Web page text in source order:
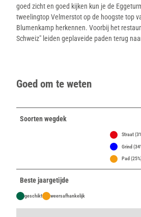
goed zicht en goed kijken kun je de
tweelingtop Velmerstot op de hoogste top
Blumenkamp herkennen. Voorbij het
Schweiz" leiden geplaveide paden terug
Goed om te weten
Soorten wegdek
Straat
Grind
Pad
Beste jaargetijde
geschikt weersafhankelijk